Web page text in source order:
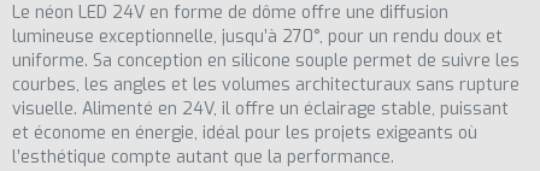
Le néon LED 24V en forme de dôme offre une diffusion
lumineuse exceptionnelle, jusqu’à 270°, pour un rendu doux et
uniforme. Sa conception en silicone souple permet de suivre les
courbes, les angles et les volumes architecturaux sans rupture
visuelle. Alimenté en 24V, il offre un éclairage stable, puissant
et économe en énergie, idéal pour les projets exigeants où
l’esthétique compte autant que la performance.